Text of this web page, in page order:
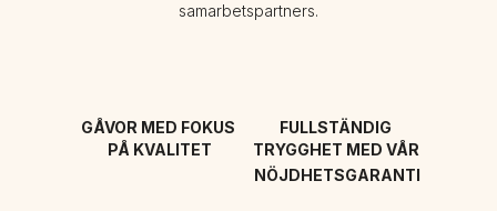
samarbetspartners.
GÅVOR MED FOKUS
PÅ KVALITET
FULLSTÄNDIG
TRYGGHET MED VÅR
NÖJDHETSGARANTI